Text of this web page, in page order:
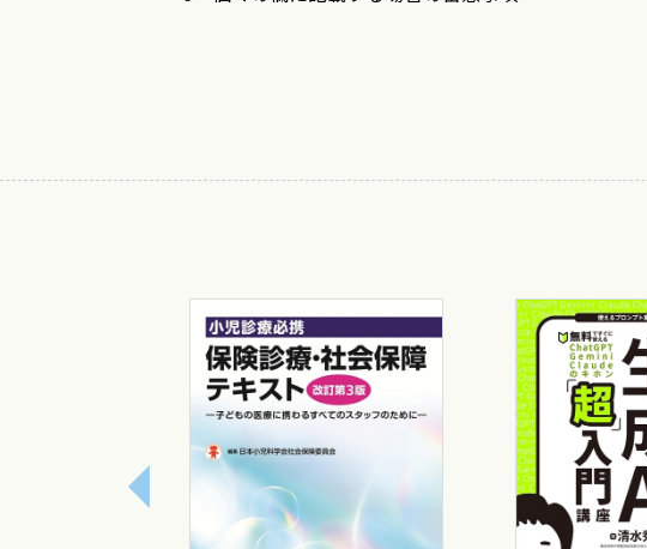
診療報酬改正は2年に1回実施されることになって
ると思われます．
最近はDPCを採用する病院が増加し，すべての病
また，DPCにおけるコーディングの根拠としての
このような状況で各制度の問題等に触れず，診療
を理解して本書を活用いただければ幸いに存じます．
2015年5月
髙木 泰
ａ．更新時要約
ｂ．訂正の方法
2 傷病名欄について
ａ．傷病名
ｂ．傷病名の整理（1）
ｃ．傷病名の整理（2）
ｄ．傷病名の変更